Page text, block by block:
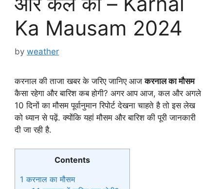
Ka Mausam 2024
by weather
करनाल की ताजा खबर के जरिए जानिए आजकरनाल का मौसम
कैसा रहेगा और बारिश कब होगी? अगर आप आज, कल और अगले
10 दिनों का मौसम पूर्वानुमान रिपोर्ट देखना चाहते है तो इस लेख
को ध्यान से पढ़ें. क्योंकि यहां मौसम और बारिश की पूरी जानकारी
दी जा रही है.
Contents
1 करनाल का मौसम